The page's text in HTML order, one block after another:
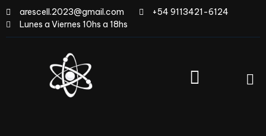
arescell.2023@gmail.com
+54 9113421-6124
Lunes a Viernes 10hs a 18hs